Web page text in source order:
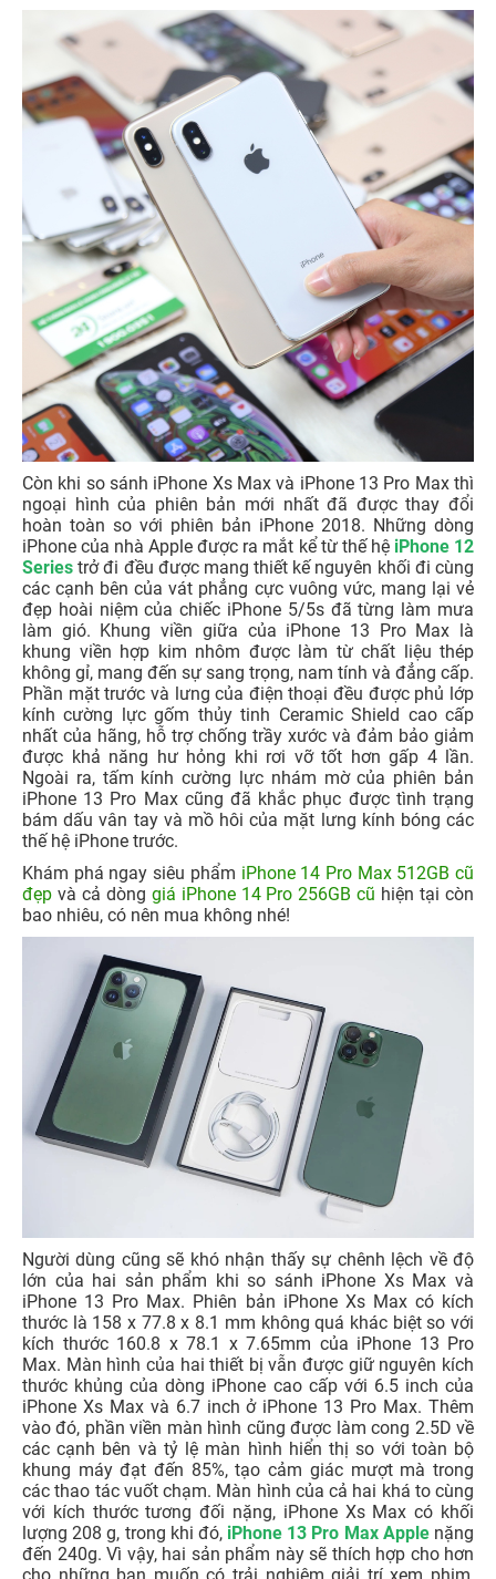
Còn khi so sánh iPhone Xs Max và iPhone 13 Pro Max thì
ngoại hình của phiên bản mới nhất đã được thay đổi
hoàn toàn so với phiên bản iPhone 2018. Những dòng
iPhone của nhà Apple được ra mắt kể từ thế hệ iPhone 12
Series trở đi đều được mang thiết kế nguyên khối đi cùng
các cạnh bên của vát phẳng cực vuông vức, mang lại vẻ
đẹp hoài niệm của chiếc iPhone 5/5s đã từng làm mưa
làm gió. Khung viền giữa của iPhone 13 Pro Max là
khung viền hợp kim nhôm được làm từ chất liệu thép
không gỉ, mang đến sự sang trọng, nam tính và đẳng cấp.
Phần mặt trước và lưng của điện thoại đều được phủ lớp
kính cường lực gốm thủy tinh Ceramic Shield cao cấp
nhất của hãng, hỗ trợ chống trầy xước và đảm bảo giảm
được khả năng hư hỏng khi rơi vỡ tốt hơn gấp 4 lần.
Ngoài ra, tấm kính cường lực nhám mờ của phiên bản
iPhone 13 Pro Max cũng đã khắc phục được tình trạng
bám dấu vân tay và mồ hôi của mặt lưng kính bóng các
thế hệ iPhone trước.
Khám phá ngay siêu phẩm iPhone 14 Pro Max 512GB cũ
đẹp và cả dòng giá iPhone 14 Pro 256GB cũ hiện tại còn
bao nhiêu, có nên mua không nhé!
Người dùng cũng sẽ khó nhận thấy sự chênh lệch về độ
lớn của hai sản phẩm khi so sánh iPhone Xs Max và
iPhone 13 Pro Max. Phiên bản iPhone Xs Max có kích
thước là 158 x 77.8 x 8.1 mm không quá khác biệt so với
kích thước 160.8 x 78.1 x 7.65mm của iPhone 13 Pro
Max. Màn hình của hai thiết bị vẫn được giữ nguyên kích
thước khủng của dòng iPhone cao cấp với 6.5 inch của
iPhone Xs Max và 6.7 inch ở iPhone 13 Pro Max. Thêm
vào đó, phần viền màn hình cũng được làm cong 2.5D về
các cạnh bên và tỷ lệ màn hình hiển thị so với toàn bộ
khung máy đạt đến 85%, tạo cảm giác mượt mà trong
các thao tác vuốt chạm. Màn hình của cả hai khá to cùng
với kích thước tương đối nặng, iPhone Xs Max có khối
lượng 208 g, trong khi đó, iPhone 13 Pro Max Applenặng
đến 240g. Vì vậy, hai sản phẩm này sẽ thích hợp cho hơn